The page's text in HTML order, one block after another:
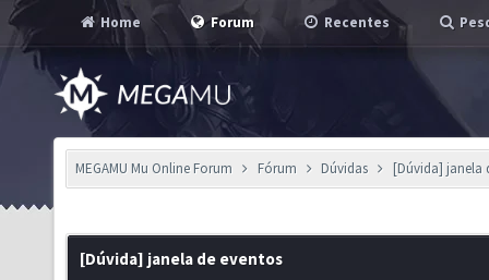
Home Forum Recentes
MEGAMU Mu Online Forum Fórum Dúvidas [Dúvida] janela
[Dúvida] janela de eventos